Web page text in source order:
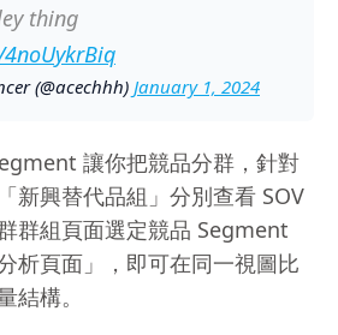
thing
(@acechhh) January 1, 2024
讓你把競品分群，針對
新興替代品組」分別查看 SOV
群組頁面選定競品 Segment
析頁面」，即可在同一視圖比
結構。